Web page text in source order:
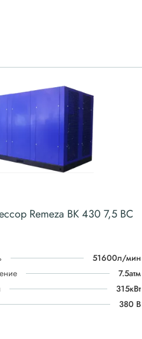
Remeza ВК 430 7,5 ВС
51600л/мин
7.5атм
315кВт
380 В